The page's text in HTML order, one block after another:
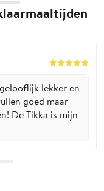
lekker en
goed maar
De Tikka is mijn